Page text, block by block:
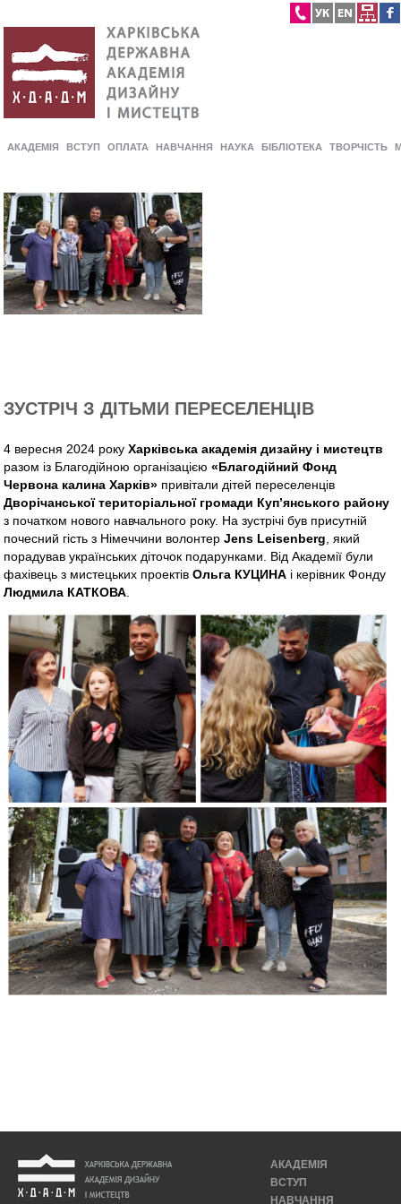
АКАДЕМІЯ ВСТУП ОПЛАТА НАВЧАННЯ НАУКА БІБЛІОТЕКА ТВОРЧІСТЬ
ЗУСТРІЧ З ДІТЬМИ ПЕРЕСЕЛЕНЦІВ
4 вересня 2024 рокуХарківська академія дизайну і мистецтв
разом із Благодійною організацією«Благодійний Фонд
Червона калина Харків» привітали дітей переселенців
Дворічанської територіальної громади Куп’янського району
з початком нового навчального року. На зустрічі був присутній
почесний гість з Німеччини волонтерJens Leisenberg, який
порадував українських діточок подарунками. Від Академії були
фахівець з мистецьких проектівОльга КУЦИНА і керівник Фонду
Людмила КАТКОВА.
АКАДЕМІЯ
ВСТУП
НАВЧАННЯ